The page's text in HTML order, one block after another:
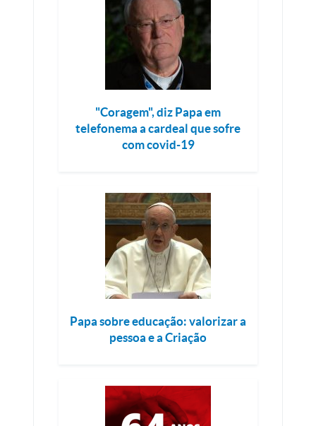
"Coragem", diz Papa em
telefonema a cardeal que sofre
com covid-19
Papa sobre educação: valorizar a
pessoa e a Criação